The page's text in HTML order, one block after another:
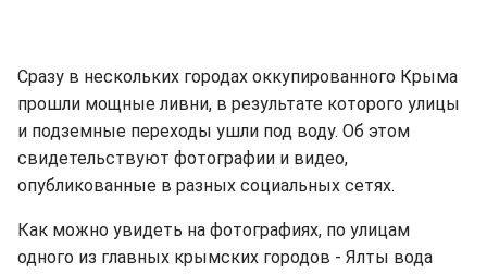
Сразу в нескольких городах оккупированного Крыма
прошли мощные ливни, в результате которого улицы
и подземные переходы ушли под воду. Об этом
свидетельствуют фотографии и видео,
опубликованные в разных социальных сетях.
Как можно увидеть на фотографиях, по улицам
одного из главных крымских городов - Ялты вода